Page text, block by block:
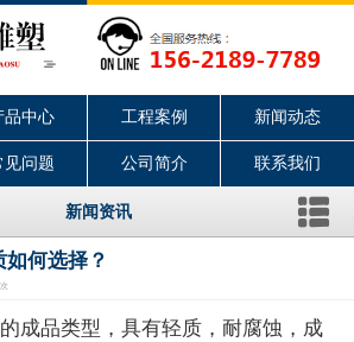
品中心 工程案例 新闻动态
见问题 公司简介 联系我们
新闻资讯
何选择？
成品类型，具有轻质，耐腐蚀，成